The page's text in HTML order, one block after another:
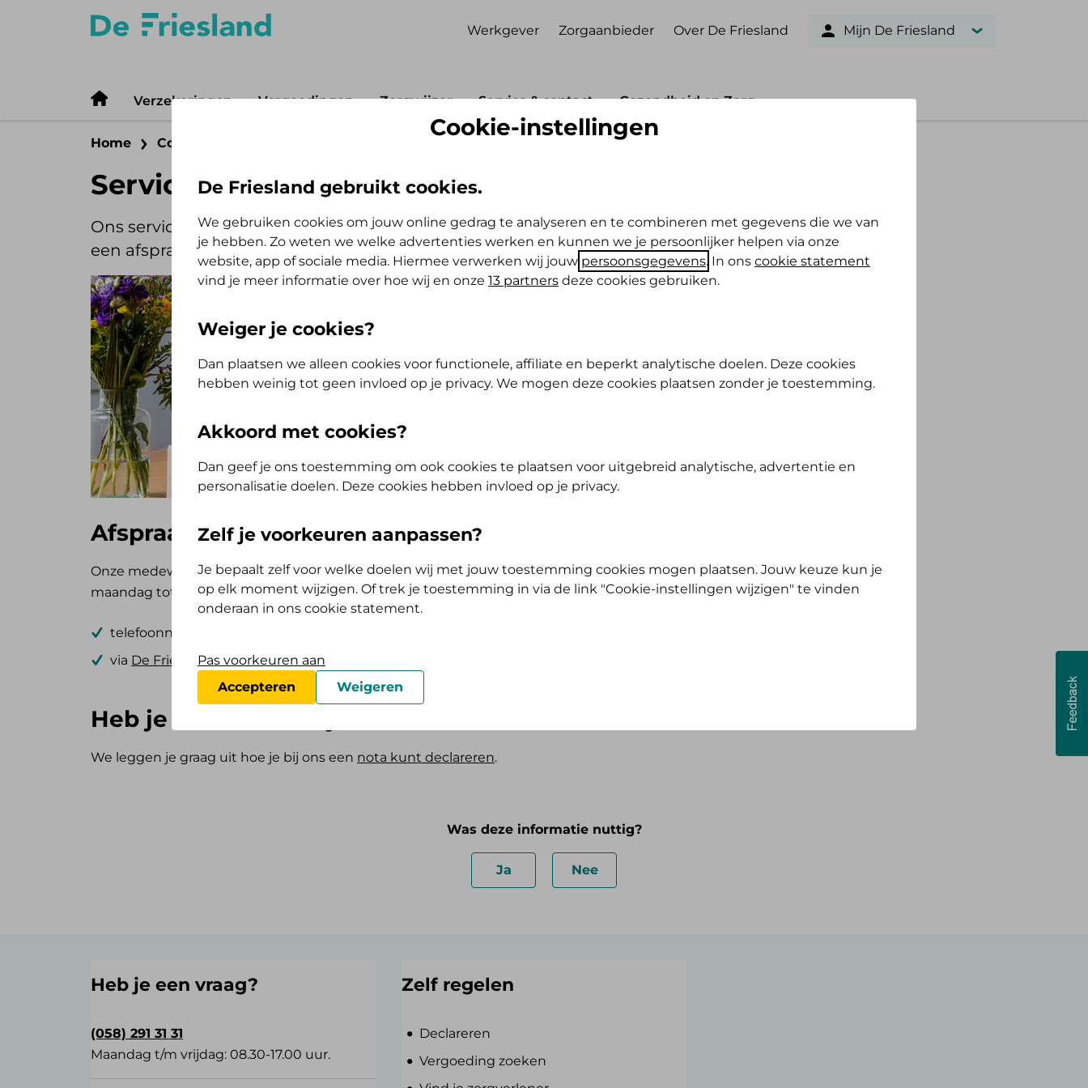
Werkgever Zorgaanbieder Over De Friesland Mijn De Friesland
Verzekeringen Vergoedingen Zorgwijzer Service & contact Gezondheid en Zorg
Home Contact
Servicepunt in Leeuwarden
Ons servicepunt in Leeuwarden is open op afspraak. Voor het maken van
een afspraak kun je contact met ons opnemen.
Afspraak maken of heb je een vraag?
Onze medewerkers van het klantcontactcenter helpen je graag. Zij zijn te bereiken van
maandag tot en met vrijdag tussen 8:30 en 17:00 uur via:
telefoonnummer (058) 291 31 31
via De Friesland App
Heb je een nota die je wilt declareren?
We leggen je graag uit hoe je bij ons een nota kunt declareren.
Was deze informatie nuttig?
Ja Nee
Heb je een vraag?
(058) 291 31 31
Maandag t/m vrijdag: 08.30-17.00 uur.
Zelf regelen
Declareren
Vergoeding zoeken
Cookie-instellingen
De Friesland gebruikt cookies.
We gebruiken cookies om jouw online gedrag te analyseren en te combineren met gegevens die we van
je hebben. Zo weten we welke advertenties werken en kunnen we je persoonlijker helpen via onze
website, app of sociale media. Hiermee verwerken wij jouw persoonsgegevens. In ons cookie statement
vind je meer informatie over hoe wij en onze 13 partners deze cookies gebruiken.
Weiger je cookies?
Dan plaatsen we alleen cookies voor functionele, affiliate en beperkt analytische doelen. Deze cookies
hebben weinig tot geen invloed op je privacy. We mogen deze cookies plaatsen zonder je toestemming.
Akkoord met cookies?
Dan geef je ons toestemming om ook cookies te plaatsen voor uitgebreid analytische, advertentie en
personalisatie doelen. Deze cookies hebben invloed op je privacy.
Zelf je voorkeuren aanpassen?
Je bepaalt zelf voor welke doelen wij met jouw toestemming cookies mogen plaatsen. Jouw keuze kun je
op elk moment wijzigen. Of trek je toestemming in via de link "Cookie-instellingen wijzigen" te vinden
onderaan in ons cookie statement.
Pas voorkeuren aan
Accepteren
Weigeren